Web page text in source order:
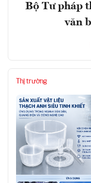
Bộ Tư pháp
văn
Thị trường